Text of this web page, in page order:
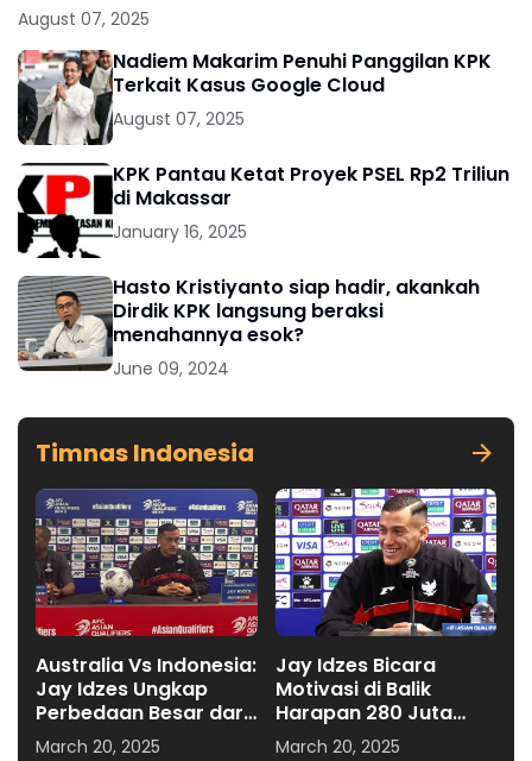
August 07, 2025
Nadiem Makarim Penuhi Panggilan KPK
Terkait Kasus Google Cloud
August 07, 2025
KPK Pantau Ketat Proyek PSEL Rp2 Triliun
di Makassar
January 16, 2025
Hasto Kristiyanto siap hadir, akankah
Dirdik KPK langsung beraksi
menahannya esok?
June 09, 2024
Timnas Indonesia
Australia Vs Indonesia:
Jay Idzes Ungkap
Perbedaan Besar dari
STY ke Kluivert
March 20, 2025
Jay Idzes Bicara
Motivasi di Balik
Harapan 280 Juta
Warga Indonesia
March 20, 2025